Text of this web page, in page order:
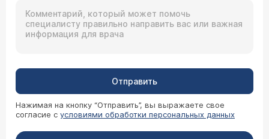
Отправить
Нажимая на кнопку “Отправить”, вы выражаете свое
согласие с условиями обработки персональных данных